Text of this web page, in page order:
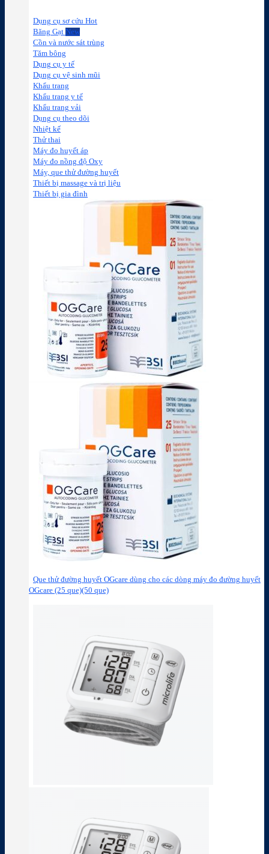
Dụng cụ sơ cứu
Băng Gạt
Cồn và nước sát trùng
Tăm bông
Dụng cụ y tế
Dụng cụ vệ sinh mũi
Khẩu trang
Khẩu trang y tế
Khẩu trang vải
Dụng cụ theo dõi
Nhiệt kế
Thử thai
Máy đo huyết áp
Máy đo nồng độ Oxy
Máy, que thử đường huyết
Thiết bị massage và trị liệu
Thiết bị gia đình
Que thử đường huyết OGcare dùng cho các dòng máy đo đường huyết
OGcare (25 que)(50 que)